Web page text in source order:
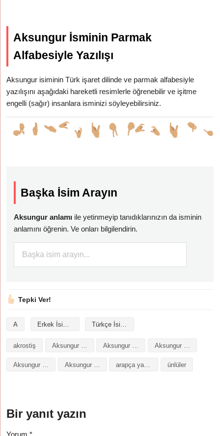
Aksungur İsminin Parmak
Alfabesiyle Yazılışı
Aksungur isiminin Türk işaret dilinde ve parmak alfabesiyle
yazılışını aşağıdaki hareketli resimlerle öğrenebilir ve işitme
engelli (sağır) insanlara isminizi söyleyebilirsiniz.
Başka İsim Arayın
Aksungur anlamı ile yetinmeyip tanıdıklarınızın da isminin
anlamını öğrenin. Ve onları bilgilendirin.
Tepki Ver!
A Erkek İsimleri Türkçe İsimler
akrostiş
Aksungur isminin kökeni Aksungur isminin numerolojisi arapça yazılışı ünlüler
Bir yanıt yazın
Yorum*